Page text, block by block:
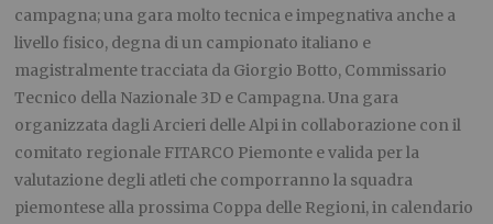
campagna; una gara molto tecnica e impegnativa anche a
livello fisico, degna di un campionato italiano e
magistralmente tracciata da Giorgio Botto, Commissario
Tecnico della Nazionale 3D e Campagna. Una gara
organizzata dagli Arcieri delle Alpi in collaborazione con il
comitato regionale FITARCO Piemonte e valida per la
valutazione degli atleti che comporranno la squadra
piemontese alla prossima Coppa delle Regioni, in calendario